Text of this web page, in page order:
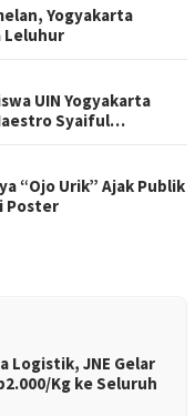
Yogyakarta
Leluhur
UIN Yogyakarta
Syaiful…
“Ojo Urik” Ajak Publik
Poster
Logistik, JNE Gelar
Kg ke Seluruh